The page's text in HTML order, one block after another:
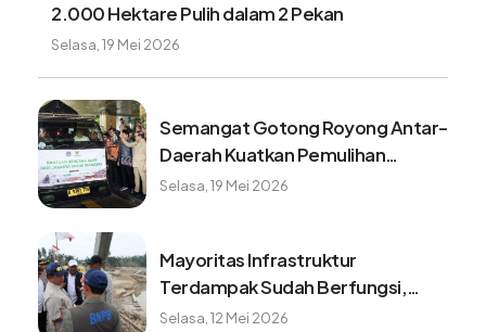
2.000 Hektare Pulih dalam 2 Pekan
Selasa, 19 Mei 2026
Semangat Gotong Royong Antar-
Daerah Kuatkan Pemulihan
Pascabencana Sumatera
Selasa, 19 Mei 2026
Mayoritas Infrastruktur
Terdampak Sudah Berfungsi,
Konektivitas dan Logistik
Selasa, 12 Mei 2026